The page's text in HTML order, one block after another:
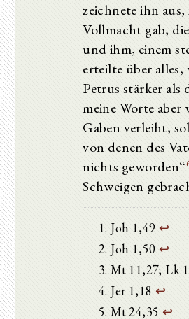
zeichnete ihn
Vollmacht gab,
und ihm, einem
erteilte über
Petrus stärker
meine Worte
Gaben verleiht,
von denen des
nichts geworden“
Schweigen
Joh 1,49 ↩
Joh 1,50 ↩
Mt 11,27; Lk
Jer 1,18 ↩
Mt 24,35 ↩